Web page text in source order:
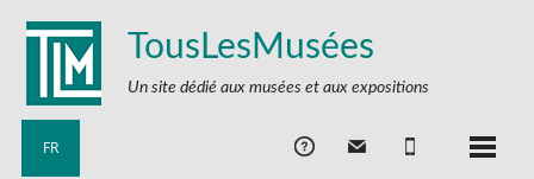
TousLesMusées
Un site dédié aux musées et aux expositions
FR